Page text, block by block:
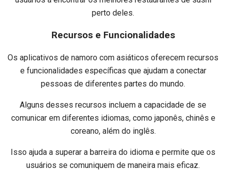
perto deles.
Recursos e Funcionalidades
Os aplicativos de namoro com asiáticos oferecem recursos
e funcionalidades específicas que ajudam a conectar
pessoas de diferentes partes do mundo.
Alguns desses recursos incluem a capacidade de se
comunicar em diferentes idiomas, como japonês, chinês e
coreano, além do inglês.
Isso ajuda a superar a barreira do idioma e permite que os
usuários se comuniquem de maneira mais eficaz.